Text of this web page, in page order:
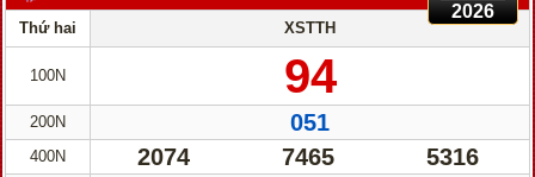
2026
Thứ hai XSTTH
100N 94
200N 051
400N 2074 7465 5316